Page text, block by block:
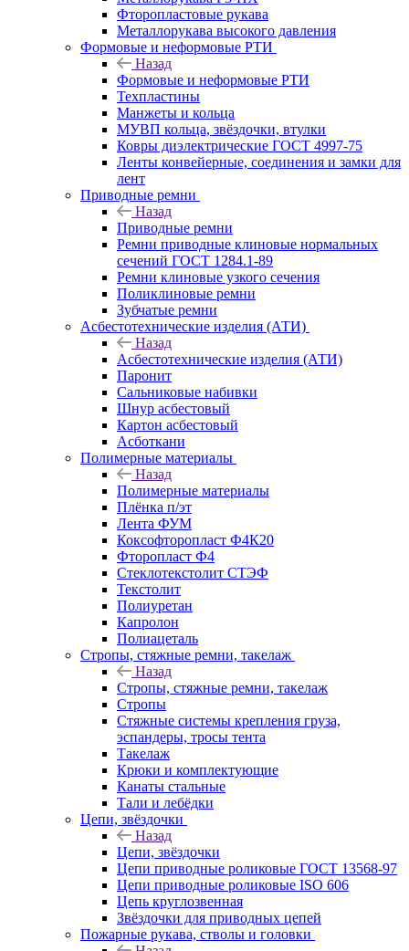
Фторопластовые рукава
Металлорукава высокого давления
Формовые и неформовые РТИ
Назад
Формовые и неформовые РТИ
Техпластины
Манжеты и кольца
МУВП кольца, звёздочки, втулки
Ковры диэлектрические ГОСТ 4997-75
Ленты конвейерные, соединения и замки для
лент
Приводные ремни
Назад
Приводные ремни
Ремни приводные клиновые нормальных
сечений ГОСТ 1284.1-89
Ремни клиновые узкого сечения
Поликлиновые ремни
Зубчатые ремни
Асбестотехнические изделия (АТИ)
Назад
Асбестотехнические изделия (АТИ)
Паронит
Сальниковые набивки
Шнур асбестовый
Картон асбестовый
Асботкани
Полимерные материалы
Назад
Полимерные материалы
Плёнка п/эт
Лента ФУМ
Коксофторопласт Ф4К20
Фторопласт Ф4
Стеклотекстолит СТЭФ
Текстолит
Полиуретан
Капролон
Полиацеталь
Стропы, стяжные ремни, такелаж
Назад
Стропы, стяжные ремни, такелаж
Стропы
Стяжные системы крепления груза,
эспандеры, тросы тента
Такелаж
Крюки и комплектующие
Канаты стальные
Тали и лебёдки
Цепи, звёздочки
Назад
Цепи, звёздочки
Цепи приводные роликовые ГОСТ 13568-97
Цепи приводные роликовые ISO 606
Цепь круглозвенная
Звёздочки для приводных цепей
Пожарные рукава, стволы и головки